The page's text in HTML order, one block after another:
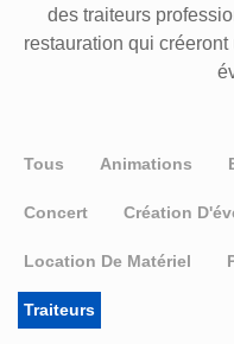
des traiteurs
restauration qui
Tous Animations
Concert Création
Location De Matériel
Traiteurs